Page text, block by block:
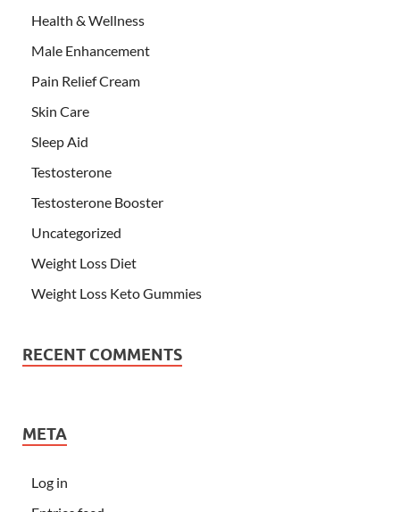
Health & Wellness
Male Enhancement
Pain Relief Cream
Skin Care
Sleep Aid
Testosterone
Testosterone Booster
Uncategorized
Weight Loss Diet
Weight Loss Keto Gummies
RECENT COMMENTS
META
Log in